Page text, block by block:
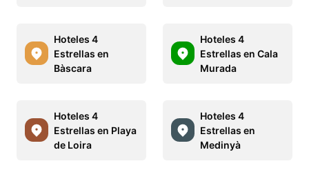
Hoteles 4
Estrellas en
Bàscara
Hoteles 4
Estrellas en Cala
Murada
Hoteles 4
Estrellas en Playa
de Loira
Hoteles 4
Estrellas en
Medinyà